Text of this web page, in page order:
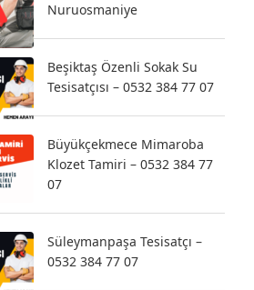
Nuruosmaniye
Beşiktaş Özenli Sokak Su
Tesisatçısı – 0532 384 77 07
Büyükçekmece Mimaroba
Klozet Tamiri – 0532 384 77
07
Süleymanpaşa Tesisatçı –
0532 384 77 07